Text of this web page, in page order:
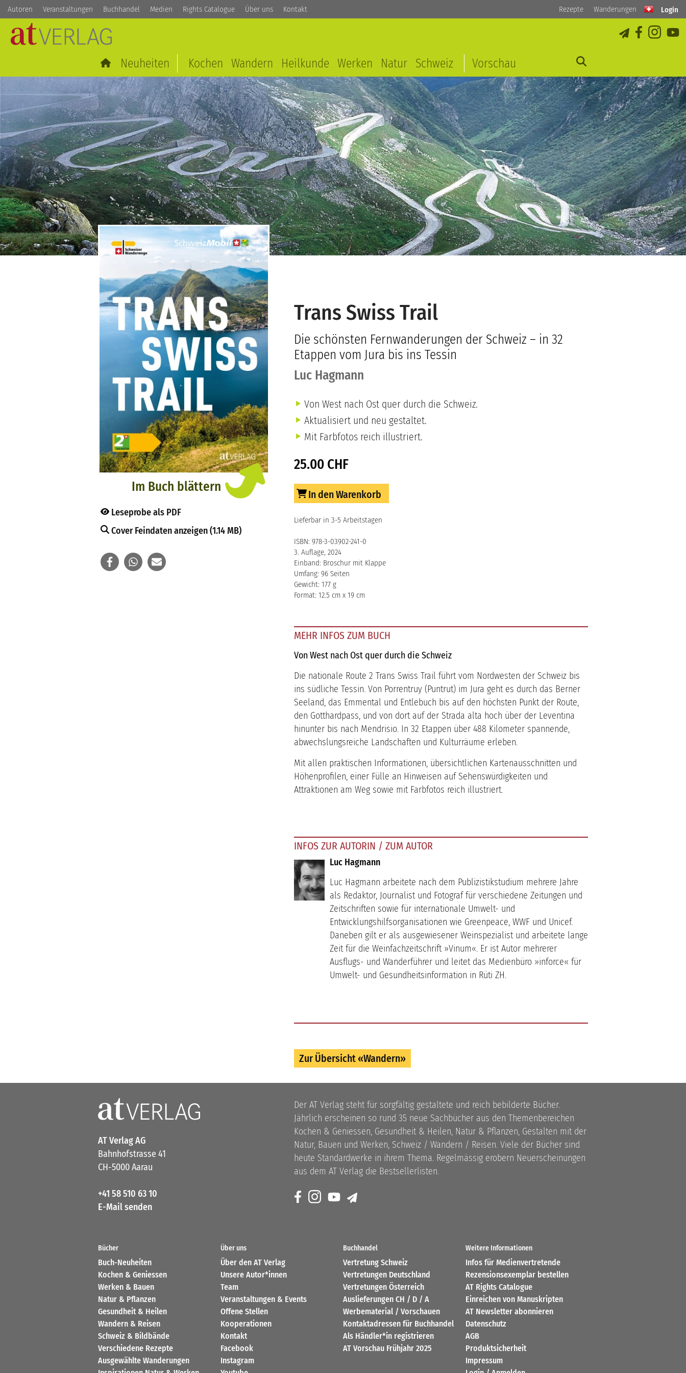
Autoren Veranstaltungen Buchhandel Medien Rights Catalogue Über uns Kontakt Rezepte Wanderungen Login
Neuheiten Kochen Wandern Heilkunde Werken Natur Schweiz Vorschau
Im Buch blättern
Leseprobe als PDF
Cover Feindaten anzeigen (1.14 MB)
Trans Swiss Trail
Die schönsten Fernwanderungen der Schweiz – in 32
Etappen vom Jura bis ins Tessin
Luc Hagmann
Von West nach Ost quer durch die Schweiz.
Aktualisiert und neu gestaltet.
Mit Farbfotos reich illustriert.
25.00 CHF
In den Warenkorb
Lieferbar in 3-5 Arbeitstagen
ISBN: 978-3-03902-241-0
3. Auflage, 2024
Einband: Broschur mit Klappe
Umfang: 96 Seiten
Gewicht: 177 g
Format: 12.5 cm x 19 cm
MEHR INFOS ZUM BUCH
Von West nach Ost quer durch die Schweiz
Die nationale Route 2 Trans Swiss Trail führt vom Nordwesten der Schweiz bis
ins südliche Tessin. Von Porrentruy (Puntrut) im Jura geht es durch das Berner
Seeland, das Emmental und Entlebuch bis auf den höchsten Punkt der Route,
den Gotthardpass, und von dort auf der Strada alta hoch über der Leventina
hinunter bis nach Mendrisio. In 32 Etappen über 488 Kilometer spannende,
abwechslungsreiche Landschaften und Kulturräume erleben.
Mit allen praktischen Informationen, übersichtlichen Kartenausschnitten und
Höhenprofilen, einer Fülle an Hinweisen auf Sehenswürdigkeiten und
Attraktionen am Weg sowie mit Farbfotos reich illustriert.
INFOS ZUR AUTORIN / ZUM AUTOR
Luc Hagmann
Luc Hagmann arbeitete nach dem Publizistikstudium mehrere Jahre
als Redaktor, Journalist und Fotograf für verschiedene Zeitungen und
Zeitschriften sowie für internationale Umwelt- und
Entwicklungshilfsorganisationen wie Greenpeace, WWF und Unicef.
Daneben gilt er als ausgewiesener Weinspezialist und arbeitete lange
Zeit für die Weinfachzeitschrift »Vinum«. Er ist Autor mehrerer
Ausflugs- und Wanderführer und leitet das Medienbüro »inforce« für
Umwelt- und Gesundheitsinformation in Rüti ZH.
Zur Übersicht «Wandern»
AT Verlag AG
Bahnhofstrasse 41
CH-5000 Aarau
+41 58 510 63 10
E-Mail senden
Der AT Verlag steht für sorgfältig gestaltete und reich bebilderte Bücher.
Jährlich erscheinen so rund 35 neue Sachbücher aus den Themenbereichen
Kochen & Geniessen, Gesundheit & Heilen, Natur & Pflanzen, Gestalten mit der
Natur, Bauen und Werken, Schweiz / Wandern / Reisen. Viele der Bücher sind
heute Standardwerke in ihrem Thema. Regelmässig erobern Neuerscheinungen
aus dem AT Verlag die Bestsellerlisten.
Bücher
Buch-Neuheiten
Kochen & Geniessen
Werken & Bauen
Natur & Pflanzen
Gesundheit & Heilen
Wandern & Reisen
Schweiz & Bildbände
Verschiedene Rezepte
Ausgewählte Wanderungen
Über uns
Über den AT Verlag
Unsere Autor*innen
Team
Veranstaltungen & Events
Offene Stellen
Kooperationen
Kontakt
Facebook
Instagram
Buchhandel
Vertretung Schweiz
Vertretungen Deutschland
Vertretungen Österreich
Auslieferungen CH / D / A
Werbematerial / Vorschauen
Kontaktadressen für Buchhandel
Als Händler*in registrieren
AT Vorschau Frühjahr 2025
Weitere Informationen
Infos für Medienvertretende
Rezensionsexemplar bestellen
AT Rights Catalogue
Einreichen von Manuskripten
AT Newsletter abonnieren
Datenschutz
AGB
Produktsicherheit
Impressum